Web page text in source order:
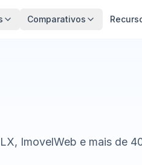
Comparativos
ImovelWeb e mais de